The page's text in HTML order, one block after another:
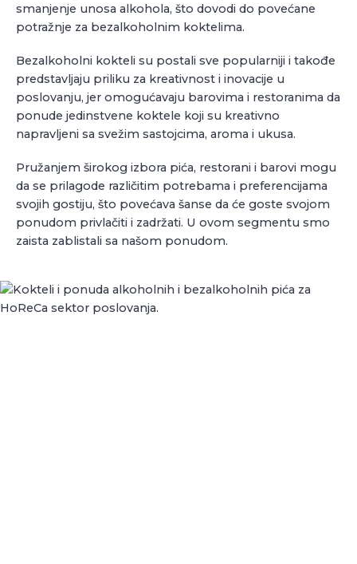
smanjenje unosa alkohola, što dovodi do povećane
potražnje za bezalkoholnim koktelima.
Bezalkoholni kokteli su postali sve popularniji i takođe
predstavljaju priliku za kreativnost i inovacije u
poslovanju, jer omogućavaju barovima i restoranima da
ponude jedinstvene koktele koji su kreativno
napravljeni sa svežim sastojcima, aroma i ukusa.
Pružanjem širokog izbora pića, restorani i barovi mogu
da se prilagode različitim potrebama i preferencijama
svojih gostiju, što povećava šanse da će goste svojom
ponudom privlačiti i zadržati. U ovom segmentu smo
zaista zablistali sa našom ponudom.